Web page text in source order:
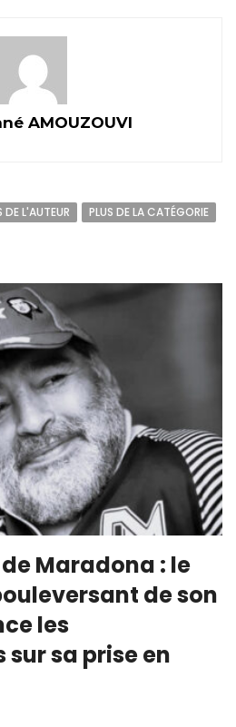
AMOUZOUVI
DE L'AUTEUR PLUS DE LA CATÉGORIE
Maradona : le
de son
les
sa prise en